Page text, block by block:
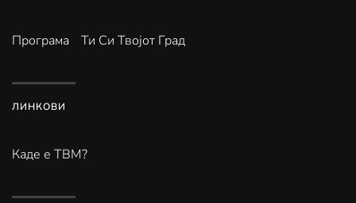
Програма Ти Си Твојот Град
ЛИНКОВИ
Каде е ТВМ?